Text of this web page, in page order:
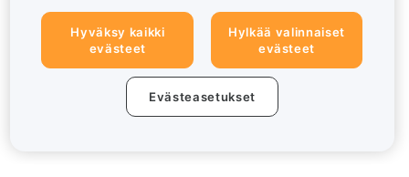
Hyväksy kaikki
evästeet
Hylkää valinnaiset
evästeet
Evästeasetukset